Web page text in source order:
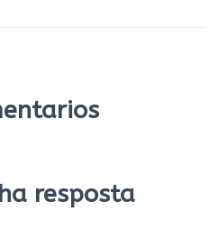
resposta